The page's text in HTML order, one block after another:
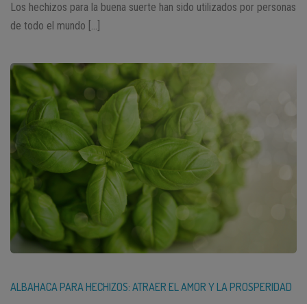
Los hechizos para la buena suerte han sido utilizados por personas
de todo el mundo […]
ALBAHACA PARA HECHIZOS: ATRAER EL AMOR Y LA PROSPERIDAD